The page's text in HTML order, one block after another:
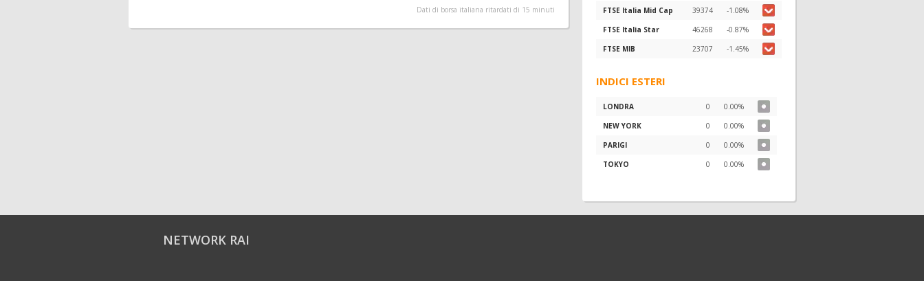
Dati di borsa italiana ritardati di 15 minuti
FTSE Italia Mid Cap
39374
-1.08%
FTSE Italia Star
46268
-0.87%
FTSE MIB
23707 -1.45%
INDICI ESTERI
LONDRA 0
0.00%
NEW YORK
0
0.00%
PARIGI
0
0.00%
TOKYO
0 0.00%
NETWORK RAI